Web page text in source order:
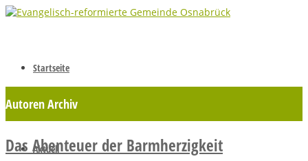
Startseite
Aktuell
Autoren Archiv
Das Abenteuer der Barmherzigkeit